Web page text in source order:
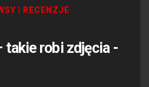
RECENZJE
takie robi zdjęcia -